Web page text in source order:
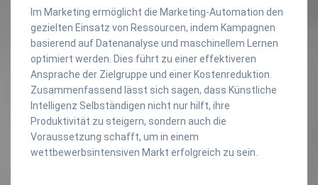
Im Marketing ermöglicht die Marketing-Automation den
gezielten Einsatz von Ressourcen, indem Kampagnen
basierend auf Datenanalyse und maschinellem Lernen
optimiert werden. Dies führt zu einer effektiveren
Ansprache der Zielgruppe und einer Kostenreduktion.
Zusammenfassend lässt sich sagen, dass Künstliche
Intelligenz Selbständigen nicht nur hilft, ihre
Produktivität zu steigern, sondern auch die
Voraussetzung schafft, um in einem
wettbewerbsintensiven Markt erfolgreich zu sein.